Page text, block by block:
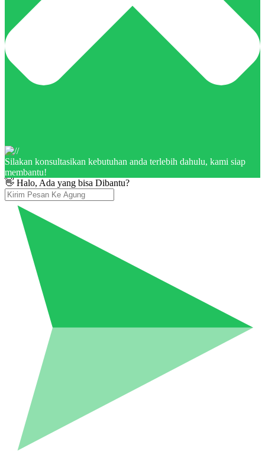
Silakan konsultasikan kebutuhan anda terlebih dahulu, kami siap
membantu!
👋 Halo, Ada yang bisa Dibantu?